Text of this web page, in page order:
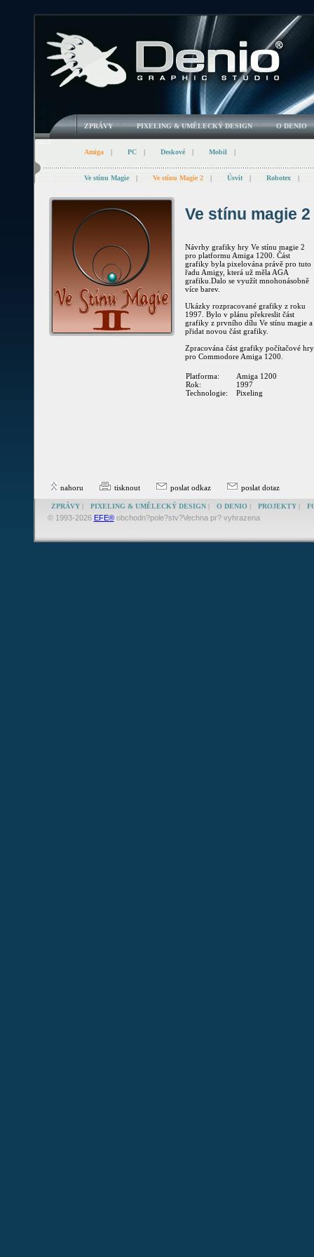
ZPRÁVY | PIXELING & UMĚLECKÝ DESIGN | O DENIO
Amiga | PC | Deskové | Mobil |
Ve stínu Magie | Ve stínu Magie 2 | Úsvit | Robotex |
Ve stínu magie 2
Návrhy grafiky hry Ve stínu magie 2
pro platformu Amiga 1200. Část
grafiky byla pixelována právě pro tuto
řadu Amigy, která už měla AGA
grafiku.Dalo se využít mnohonásobně
více barev.
Ukázky rozpracované grafiky z roku
1997. Bylo v plánu překreslit část
grafiky z prvního dílu Ve stínu magie a
přidat novou část grafiky.
Zpracována část grafiky počítačové hry
pro Commodore Amiga 1200.
Platforma:
Rok:
Technologie:
Amiga 1200
1997
Pixeling
nahoru tisknout poslat odkaz poslat dotaz
ZPRÁVY| PIXELING & UMĚLECKÝ DESIGN| O DENIO| PROJEKTY|
© 1993-2026 EFE®obchodn?pole?stv?Vechna pr? vyhrazena